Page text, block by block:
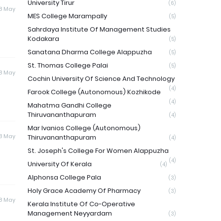
May
May
May
May
University Tirur
(6)
MES College Marampally (5)
Sahrdaya Institute Of Management Studies
Kodakara
(5)
Sanatana Dharma College Alappuzha (5)
St. Thomas College Palai (5)
Cochin University Of Science And Technology
(4)
Farook College (Autonomous) Kozhikode
(4)
Mahatma Gandhi College
Thiruvananthapuram
(4)
Mar Ivanios College (Autonomous)
Thiruvananthapuram
(4)
St. Joseph's College For Women Alappuzha
(4)
University Of Kerala (4)
Alphonsa College Pala (3)
Holy Grace Academy Of Pharmacy (3)
Kerala Institute Of Co-Operative
Management Neyyardam
(3)